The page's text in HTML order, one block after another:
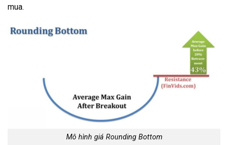
mua.
Mô hình giá Rounding Bottom